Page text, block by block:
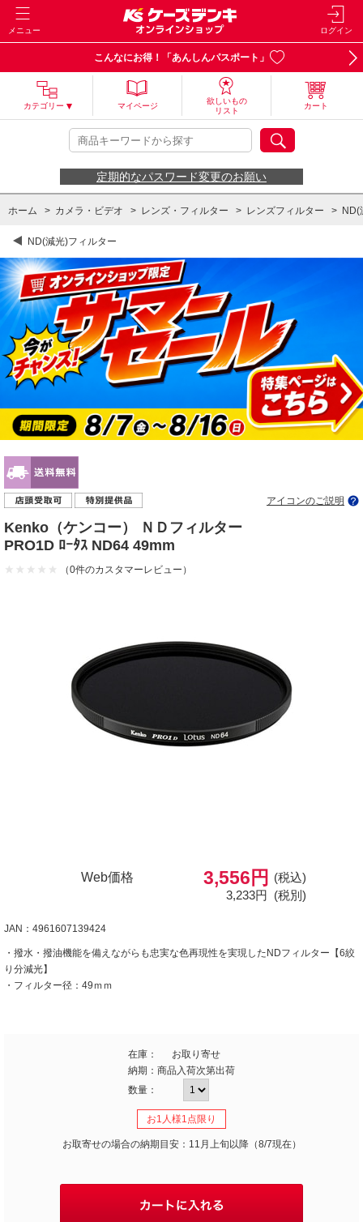
メニュー ログイン
こんなにお得！「あんしんパスポート」
カテゴリー マイページ
欲しいもの
リスト
カート
定期的なパスワード変更のお願い
ホーム > カメラ・ビデオ > レンズ・フィルター > レンズフィルター > ND(
ND(減光)フィルター
アイコンのご説明
Kenko（ケンコー） ＮＤフィルター
PRO1D ﾛｰﾀｽ ND64 49mm
（0件のカスタマーレビュー）
Web価格 3,556円
(税込)
3,233円 (税別)
JAN：4961607139424
・撥水・撥油機能を備えながらも忠実な色再現性を実現したNDフィルター【6絞
り分減光】
・フィルター径：49ｍｍ
在庫：
お取り寄せ
納期： 商品入荷次第出荷
数量：
お1人様1点限り
お取寄せの場合の納期目安：11月上旬以降（8/7現在）